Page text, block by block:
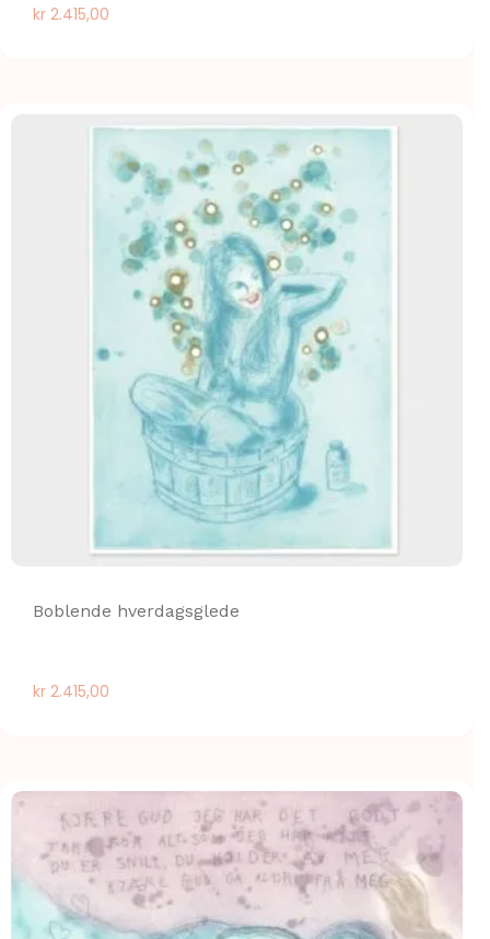
kr 2.415,00
Boblende hverdagsglede
kr 2.415,00